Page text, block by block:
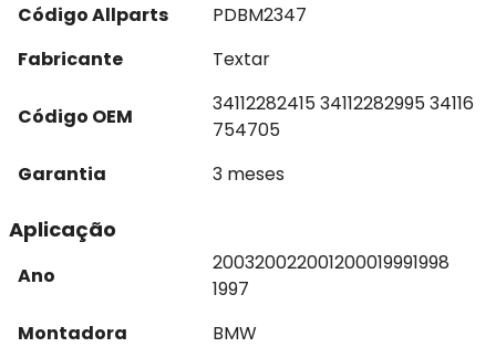
Código Allparts
PDBM2347
Fabricante
Textar
Código OEM
34112282415 34112282995 34116
754705
Garantia
3 meses
Aplicação
Ano
200320022001200019991998
1997
Montadora
BMW